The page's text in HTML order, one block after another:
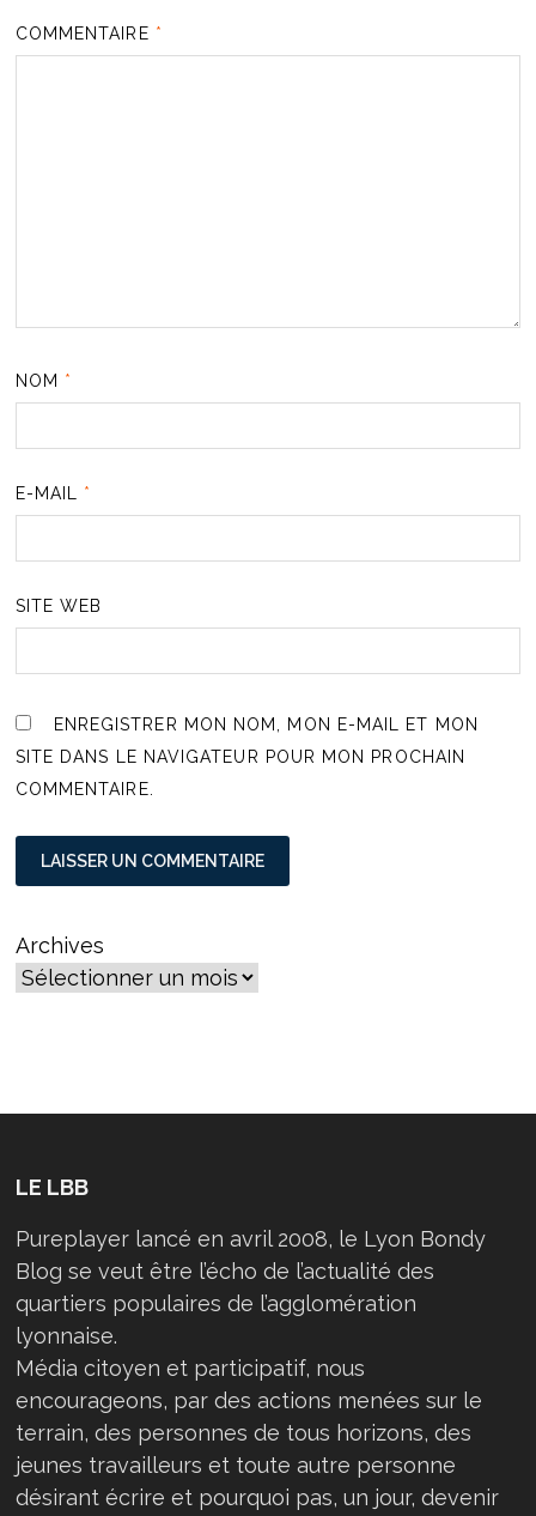
COMMENTAIRE *
NOM *
E-MAIL *
SITE WEB
ENREGISTRER MON NOM, MON E-MAIL ET MON
SITE DANS LE NAVIGATEUR POUR MON PROCHAIN
COMMENTAIRE.
Archives
LE LBB
Pureplayer lancé en avril 2008, le Lyon Bondy
Blog se veut être l’écho de l’actualité des
quartiers populaires de l’agglomération
lyonnaise.
Média citoyen et participatif, nous
encourageons, par des actions menées sur le
terrain, des personnes de tous horizons, des
jeunes travailleurs et toute autre personne
désirant écrire et pourquoi pas, un jour, devenir